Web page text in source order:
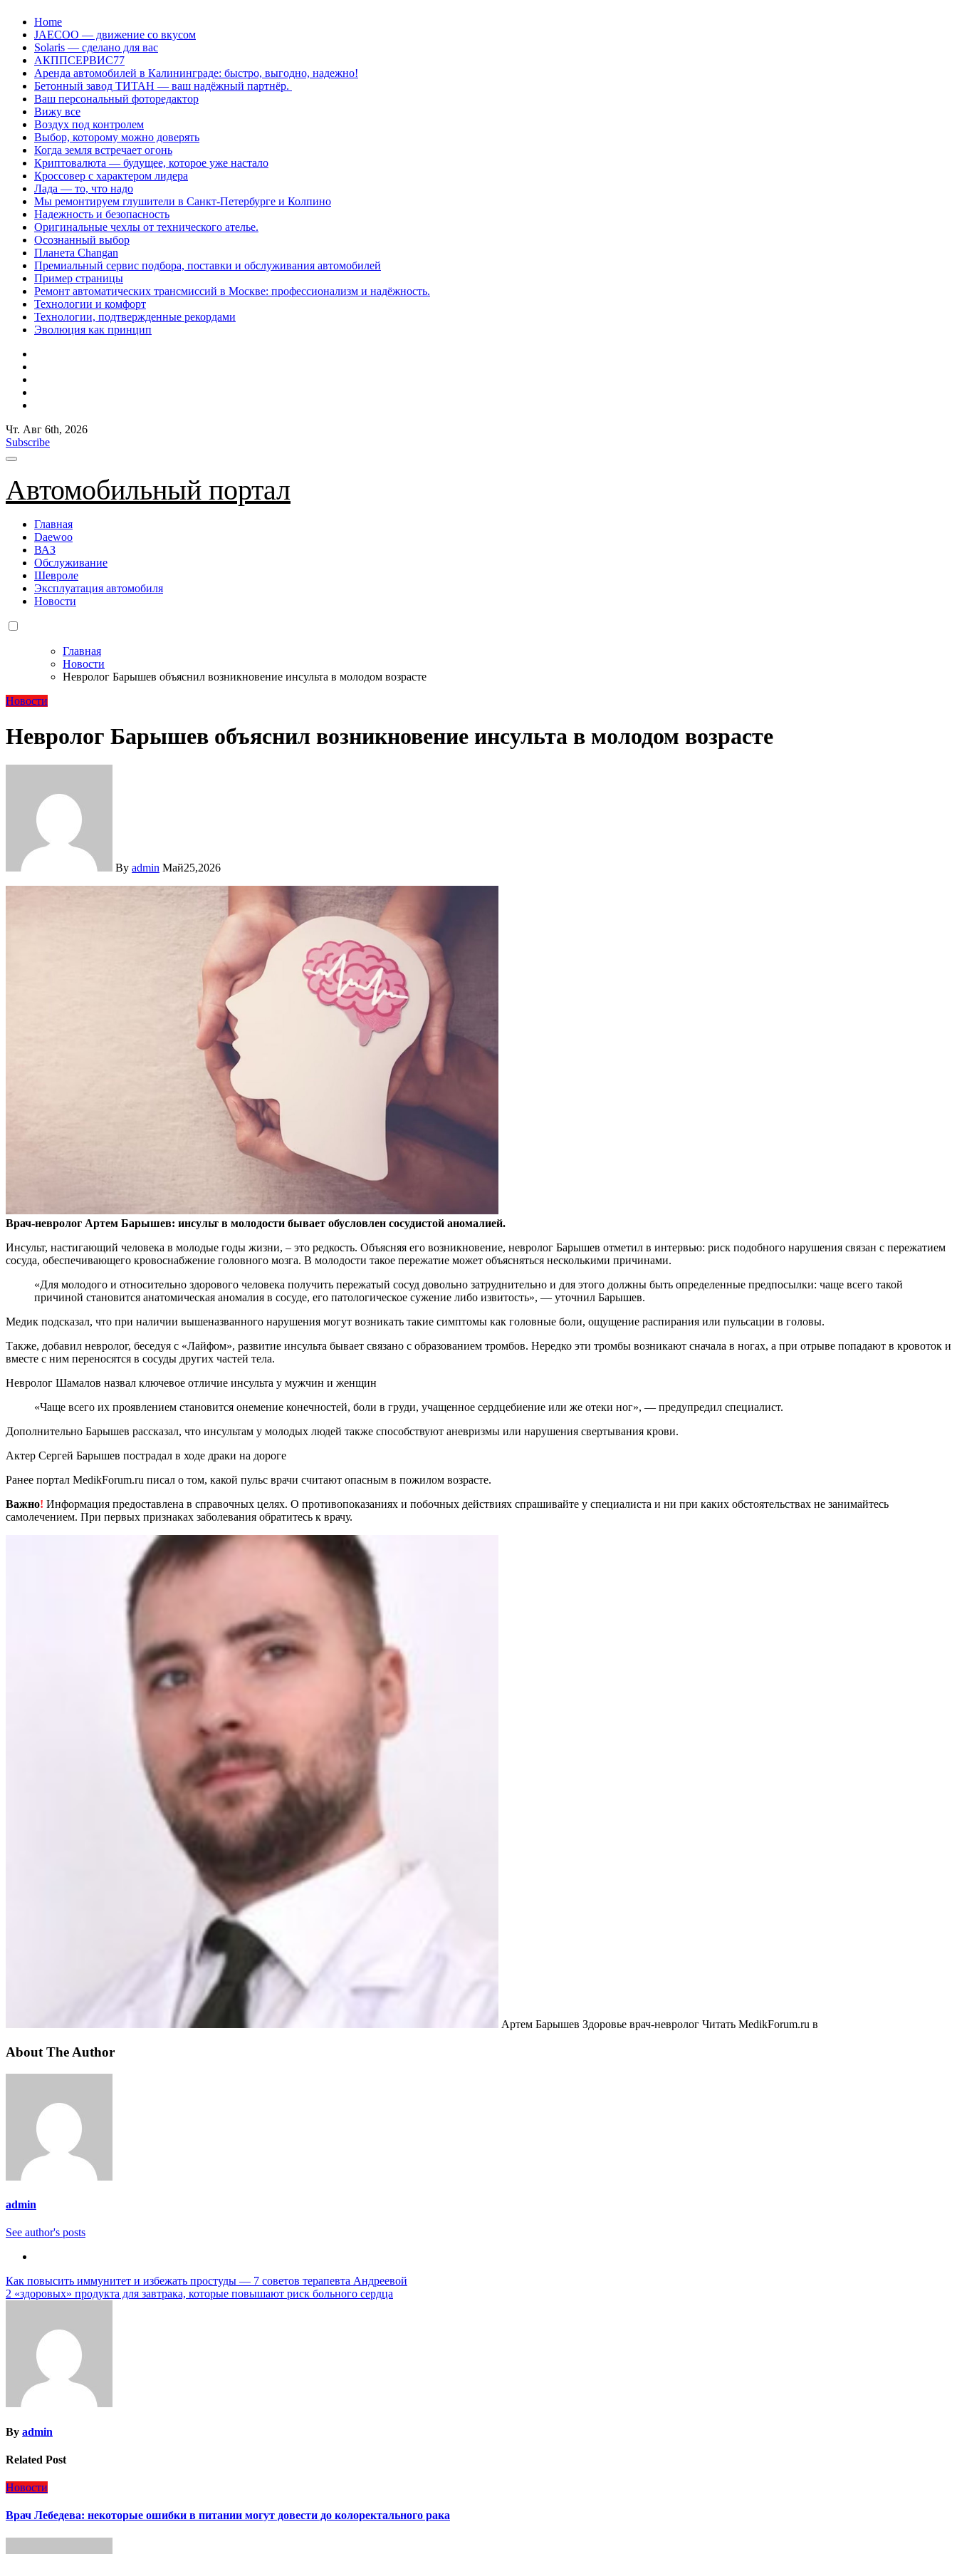
Перейти
содержанию
Home
JAECOO — движение со вкусом
Solaris — сделано для вас
АКППСЕРВИС77
Аренда автомобилей в Калининграде: быстро, выгодно, надежно!
Бетонный завод ТИТАН — ваш надёжный партнёр.
Ваш персональный фоторедактор
Вижу все
Воздух под контролем
Выбор, которому можно доверять
Когда земля встречает огонь
Криптовалюта — будущее, которое уже настало
Кроссовер с характером лидера
Лада — то, что надо
Мы ремонтируем глушители в Санкт-Петербурге и Колпино
Надежность и безопасность
Оригинальные чехлы от технического ателье.
Осознанный выбор
Планета Changan
Премиальный сервис подбора, поставки и обслуживания автомобилей
Пример страницы
Ремонт автоматических трансмиссий в Москве: профессионализм и надёжность.
Технологии и комфорт
Технологии, подтвержденные рекордами
Эволюция как принцип
Чт. Авг 6th, 2026
Subscribe
Автомобильный портал
Главная
Daewoo
ВАЗ
Обслуживание
Шевроле
Эксплуатация автомобиля
Новости
Главная
Новости
Невролог Барышев объяснил возникновение инсульта в молодом возрасте
Новости
Невролог Барышев объяснил возникновение инсульта в молодом возрасте
By admin Май25,2026
Врач-невролог Артем Барышев: инсульт в молодости бывает обусловлен сосудистой аномалией.
Инсульт, настигающий человека в молодые годы жизни, – это редкость. Объясняя его возникновение, невролог Барышев отметил в интервью: риск подобного нарушения связан с пережатием
сосуда, обеспечивающего кровоснабжение головного мозга. В молодости такое пережатие может объясняться несколькими причинами.
«Для молодого и относительно здорового человека получить пережатый сосуд довольно затруднительно и для этого должны быть определенные предпосылки: чаще всего такой
причиной становится анатомическая аномалия в сосуде, его патологическое сужение либо извитость», — уточнил Барышев.
Медик подсказал, что при наличии вышеназванного нарушения могут возникать такие симптомы как головные боли, ощущение распирания или пульсации в головы.
Также, добавил невролог, беседуя с «Лайфом», развитие инсульта бывает связано с образованием тромбов. Нередко эти тромбы возникают сначала в ногах, а при отрыве попадают в кровоток и
вместе с ним переносятся в сосуды других частей тела.
Невролог Шамалов назвал ключевое отличие инсульта у мужчин и женщин
«Чаще всего их проявлением становится онемение конечностей, боли в груди, учащенное сердцебиение или же отеки ног», — предупредил специалист.
Дополнительно Барышев рассказал, что инсультам у молодых людей также способствуют аневризмы или нарушения свертывания крови.
Актер Сергей Барышев пострадал в ходе драки на дороге
Ранее портал MedikForum.ru писал о том, какой пульс врачи считают опасным в пожилом возрасте.
Важно! Информация предоставлена в справочных целях. О противопоказаниях и побочных действиях спрашивайте у специалиста и ни при каких обстоятельствах не занимайтесь
самолечением. При первых признаках заболевания обратитесь к врачу.
Артем Барышев Здоровье врач-невролог Читать MedikForum.ru в
About The Author
admin
See author's posts
Навигация
по
Как повысить иммунитет и избежать простуды — 7 советов терапевта Андреевой
2 «здоровых» продукта для завтрака, которые повышают риск больного сердца
By admin
Related Post
Новости
Врач Лебедева: некоторые ошибки в питании могут довести до колоректального рака